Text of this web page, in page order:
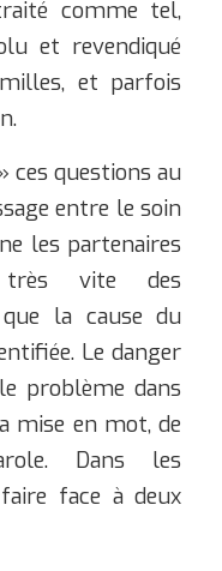
comme tel,
et revendiqué
et parfois
ces questions au
entre le soin
les partenaires
très vite des
la cause du
Le danger
problème dans
mise en mot, de
Dans les
face à deux